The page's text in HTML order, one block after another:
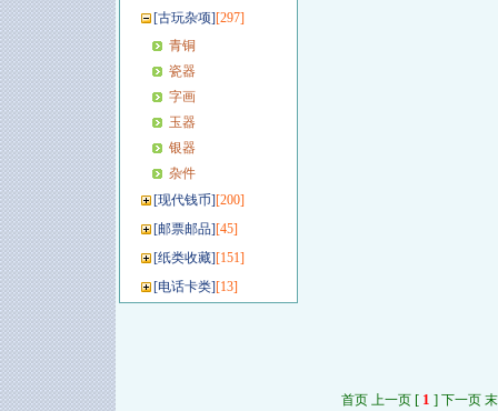
[古玩杂项][297]
青铜
瓷器
字画
玉器
银器
杂件
[现代钱币][200]
[邮票邮品][45]
[纸类收藏][151]
[电话卡类][13]
首页 上一页 [ 1 ] 下一页